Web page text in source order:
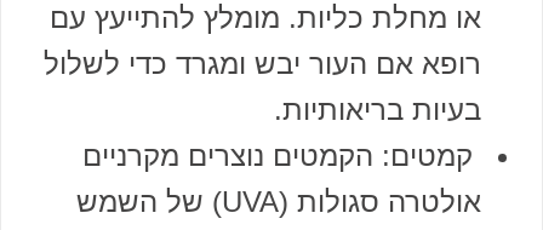
או מחלת כליות. מומלץ להתייעץ עם
רופא אם העור יבש ומגרד כדי לשלול
בעיות בריאותיות.
קמטים: הקמטים נוצרים מקרניים
אולטרה סגולות (UVA) של השמש